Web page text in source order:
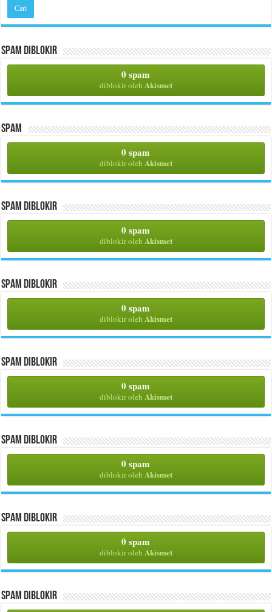
Spam Diblokir
0 spam
diblokir oleh Akismet
Spam
0 spam
diblokir oleh Akismet
Spam Diblokir
0 spam
diblokir oleh Akismet
Spam Diblokir
0 spam
diblokir oleh Akismet
Spam Diblokir
0 spam
diblokir oleh Akismet
Spam Diblokir
0 spam
diblokir oleh Akismet
Spam Diblokir
0 spam
diblokir oleh Akismet
Spam Diblokir